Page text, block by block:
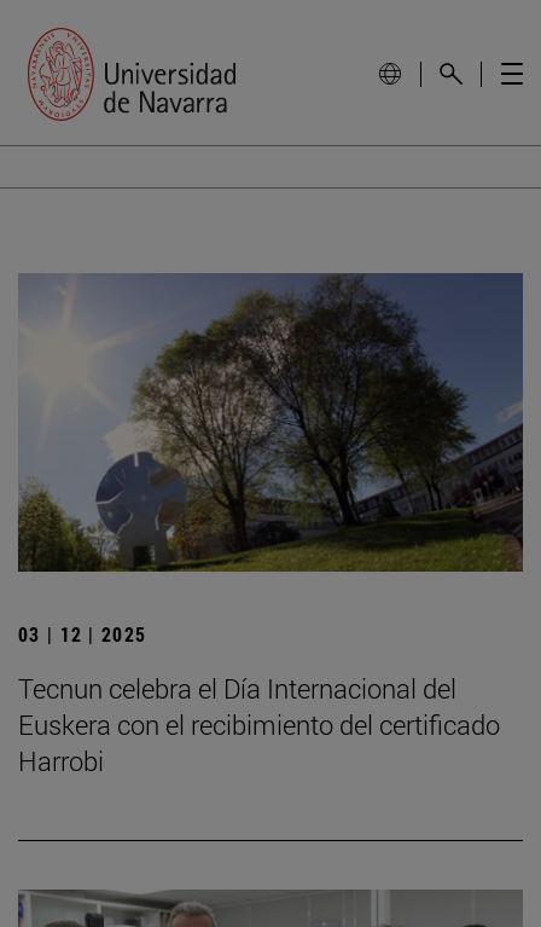
03 | 12 | 2025
Tecnun celebra el Día Internacional del
Euskera con el recibimiento del certificado
Harrobi